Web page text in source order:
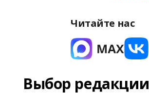
Читайте нас
Выбор редакции